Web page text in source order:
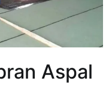
Aspal